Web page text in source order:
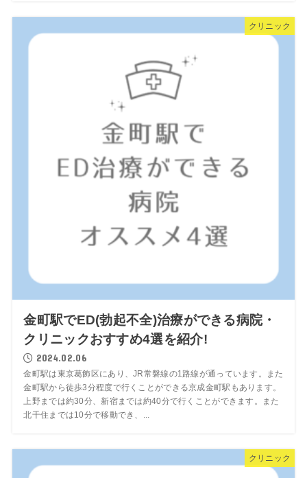
クリニック
金町駅でED(勃起不全)治療ができる病院・
クリニックおすすめ4選を紹介!
2024.02.06
金町駅は東京葛飾区にあり、JR常磐線の1路線が通っています。また
金町駅から徒歩3分程度で行くことができる京成金町駅もあります。
上野までは約30分、新宿までは約40分で行くことができます。また
北千住までは10分で移動でき、...
クリニック